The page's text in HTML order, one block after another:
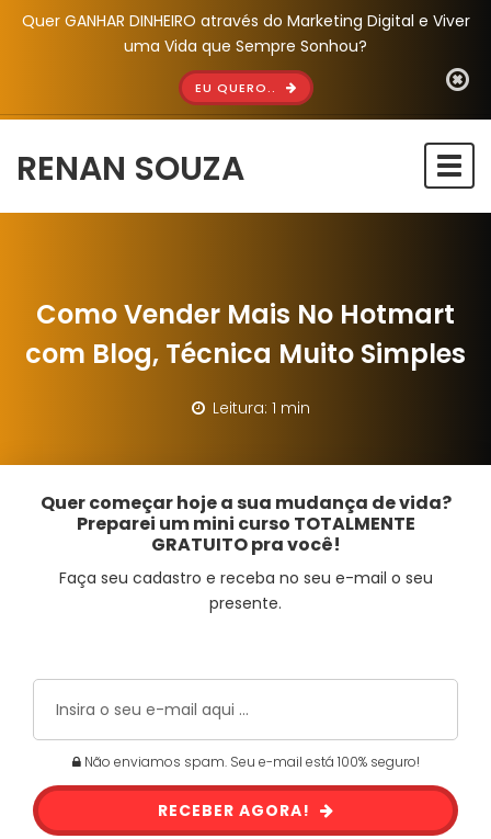
Quer GANHAR DINHEIRO através do Marketing Digital e Viver
uma Vida que Sempre Sonhou?
EU QUERO..
RENAN SOUZA
Como Vender Mais No Hotmart
com Blog, Técnica Muito Simples
Leitura: 1 min
Quer começar hoje a sua mudança de vida?
Preparei um mini curso TOTALMENTE
GRATUITO pra você!
Faça seu cadastro e receba no seu e-mail o seu
presente.
Não enviamos spam. Seu e-mail está 100% seguro!
RECEBER AGORA!